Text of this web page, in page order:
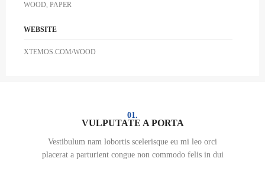
WOOD, PAPER
WEBSITE
XTEMOS.COM/WOOD
01.
VULPUTATE A PORTA
Vestibulum nam lobortis scelerisque eu mi leo orci
placerat a parturient congue non commodo felis in dui